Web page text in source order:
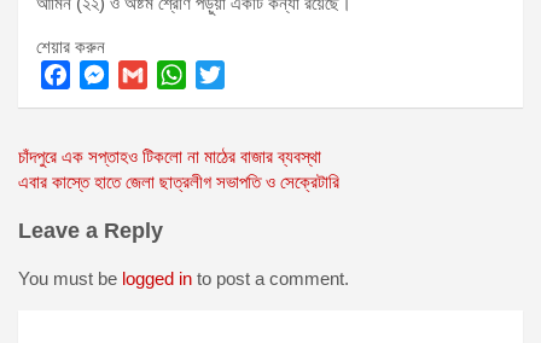
শেয়ার করুন
F
c
e
o
M
s
s
g
G
a
i
W
a
t
A
p
T
i
t
r
Post
navigation
চাঁদপুরে এক সপ্তাহও টিকলো না মাঠের বাজার ব্যবস্থা
এবার কাস্তে হাতে জেলা ছাত্রলীগ সভাপতি ও সেক্রেটারি
Leave a Reply
You must be logged in to post a comment.